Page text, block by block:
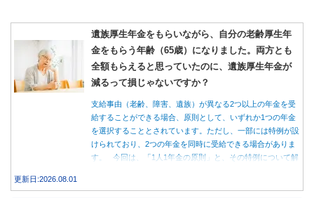
遺族厚生年金をもらいながら、自分の老齢厚生年
金をもらう年齢（65歳）になりました。両方とも
全額もらえると思っていたのに、遺族厚生年金が
減るって損じゃないですか？
支給事由（老齢、障害、遺族）が異なる2つ以上の年金を受
給することができる場合、原則として、いずれか1つの年金
を選択することとされています。ただし、一部には特例が設
けられており、2つの年金を同時に受給できる場合がありま
す。 今回は、「1人1年金の原則」と、その特例について解
更新日:2026.08.01